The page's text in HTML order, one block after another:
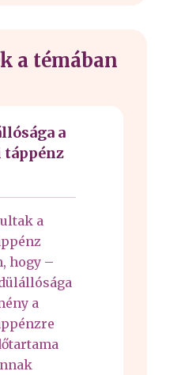
a témában
a
táppénz
a
hogy –
a